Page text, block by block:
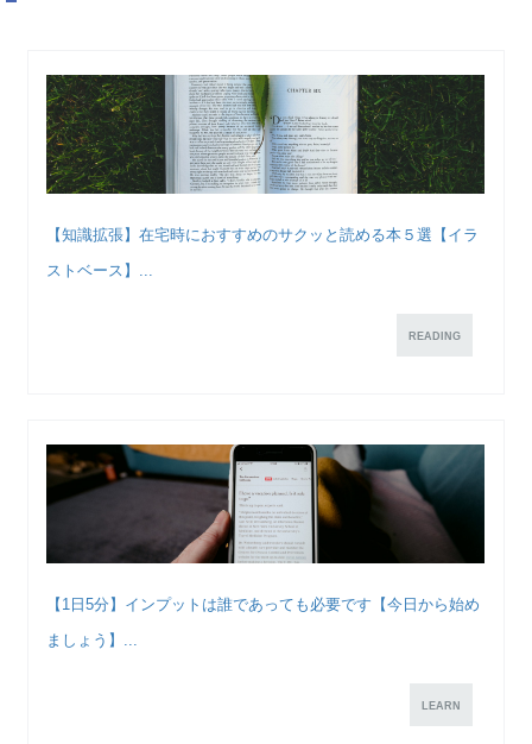
【知識拡張】在宅時におすすめのサクッと読める本５選【イラ
ストベース】...
READING
【1日5分】インプットは誰であっても必要です【今日から始め
ましょう】...
LEARN